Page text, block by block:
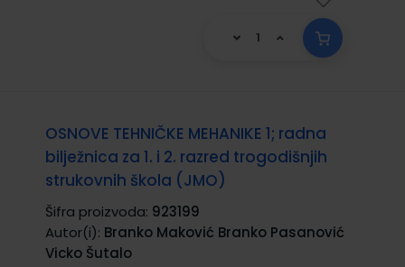
OSNOVE TEHNIČKE MEHANIKE 1; radna
bilježnica za 1. i 2. razred trogodišnjih
strukovnih škola (JMO)
Šifra proizvoda: 923199
Autor(i): Branko Maković Branko Pasanović
Vicko Šutalo